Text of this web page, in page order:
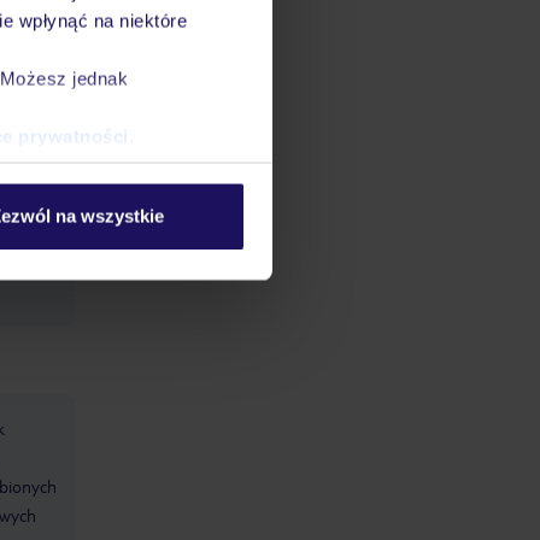
wpłynąć na niektóre
jednak
prywatności
na wszystkie
w